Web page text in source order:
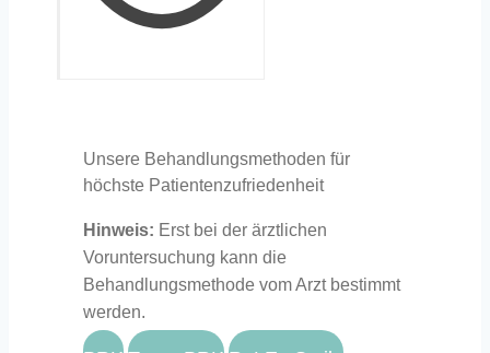
Unsere Behandlungsmethoden für
höchste Patientenzufriedenheit
Hinweis: Erst bei der ärztlichen
Voruntersuchung kann die
Behandlungsmethode vom Arzt bestimmt
werden.